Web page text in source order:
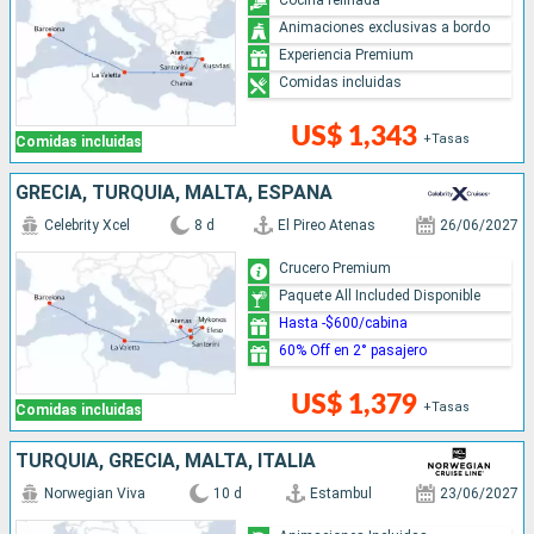
Comidas incluidas US$ 1,343 +Tasas
Animaciones exclusivas a bordo
Experiencia Premium
Comidas incluidas
GRECIA, TURQUÍA, MALTA, ESPAÑA
Comidas incluidas
Celebrity Xcel 8 d El Pireo Atenas 26/06/2027
US$ 1,379 +Tasas
Crucero Premium
Paquete All Included Disponible
Hasta -$600/cabina
60% Off en 2° pasajero
TURQUÍA, GRECIA, MALTA, ITALIA
Norwegian Viva 10 d Estambul 23/06/2027